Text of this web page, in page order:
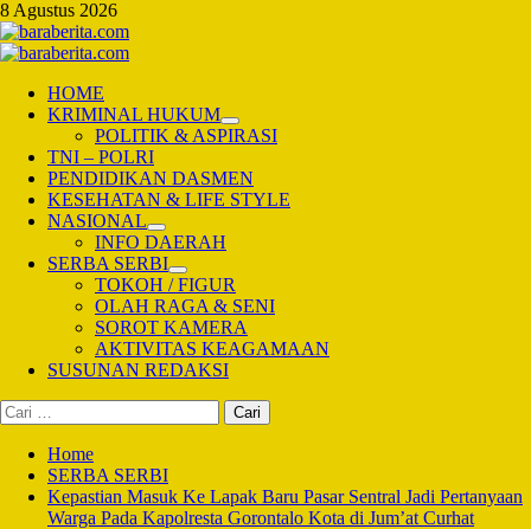
Skip
to
content
8 Agustus 2026
Primary
HOME
KRIMINAL HUKUM
POLITIK & ASPIRASI
TNI – POLRI
PENDIDIKAN DASMEN
KESEHATAN & LIFE STYLE
NASIONAL
INFO DAERAH
SERBA SERBI
TOKOH / FIGUR
OLAH RAGA & SENI
SOROT KAMERA
AKTIVITAS KEAGAMAAN
SUSUNAN REDAKSI
Cari
untuk:
Home
SERBA SERBI
Kepastian Masuk Ke Lapak Baru Pasar Sentral Jadi Pertanyaan
Warga Pada Kapolresta Gorontalo Kota di Jum’at Curhat